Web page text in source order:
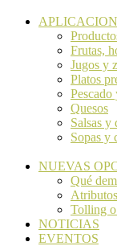
Frutas,
Jugos y
Platos
Pescado
Quesos
Salsas y
Sopas y
NUEVAS
Qué
Tolling
NOTICIAS
EVENTOS